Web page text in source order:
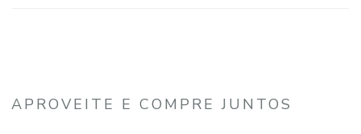
APROVEITE E COMPRE JUNTOS